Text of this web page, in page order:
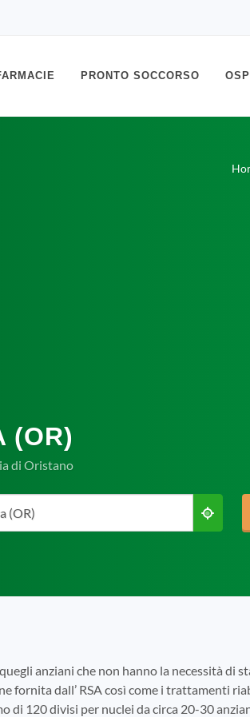
PRONTO SOCCORSO
(OR)
di Oristano
(OR)
anziani che non hanno la necessità di
fornita dall’ RSA così come i trattamenti
di 120 divisi per nuclei da circa 20-30